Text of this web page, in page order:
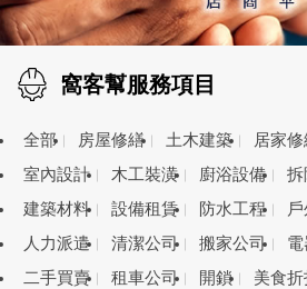
窩客幫服務項目
全部 房屋修繕 土木建築 居家
室內設計
木工裝潢 廚浴設備 拆
建築材料
設備租賃 防水工程
人力派遣
清潔公司 搬家公司
二手買賣
租車公司 開鎖 美食折